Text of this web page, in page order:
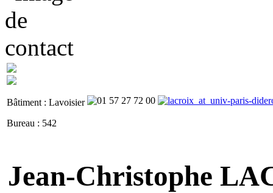
Bâtiment : Lavoisier
Bureau : 542
Jean-Christophe